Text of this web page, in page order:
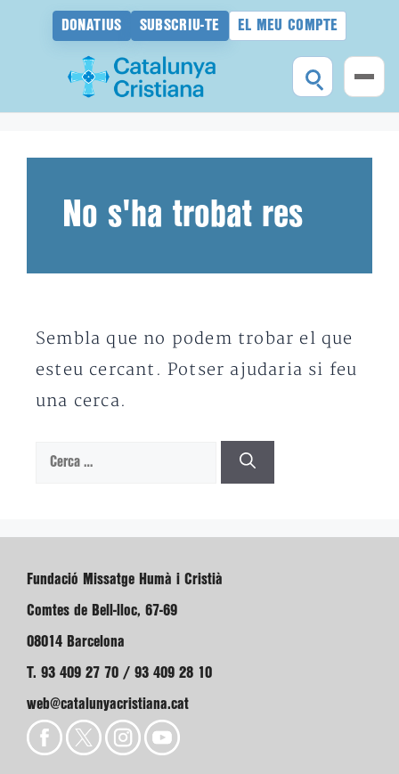
DONATIUS SUBSCRIU-TE EL MEU COMPTE
No s'ha trobat res
Sembla que no podem trobar el que
esteu cercant. Potser ajudaria si feu
una cerca.
Cerca:
Fundació Missatge Humà i Cristià
Comtes de Bell-lloc, 67-69
08014 Barcelona
T. 93 409 27 70 / 93 409 28 10
web@catalunyacristiana.cat